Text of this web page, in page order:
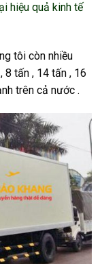
hiệu quả kinh tế
tôi còn nhiều
8 tấn , 14 tấn , 16
trên cả nước .